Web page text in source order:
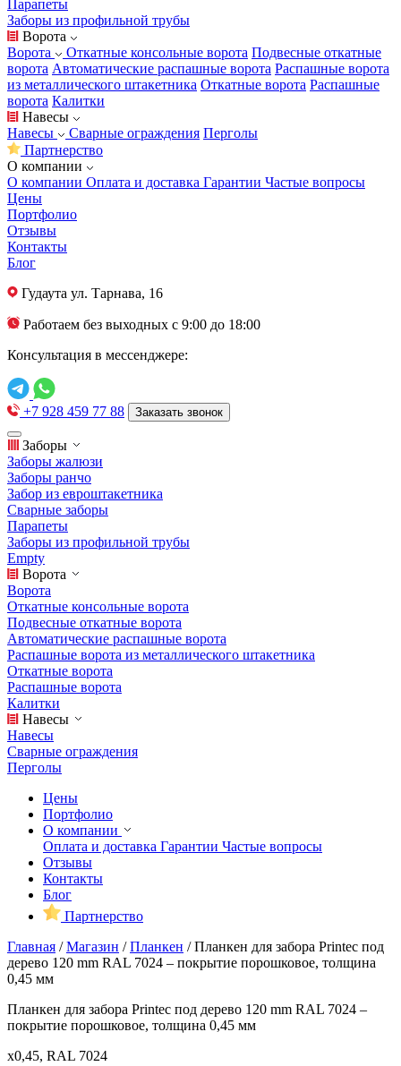
Парапеты
Заборы из профильной трубы
Ворота
Ворота
Откатные консольные ворота Подвесные откатные
ворота Автоматические распашные ворота Распашные ворота
из металлического штакетника Откатные ворота Распашные
ворота Калитки
Навесы
Навесы
Сварные ограждения Перголы
Партнерство
О компании
О компании Оплата и доставка Гарантии Частые вопросы
Цены
Портфолио
Отзывы
Контакты
Блог
Гудаута ул. Тарнава, 16
Работаем без выходных с 9:00 до 18:00
Консультация в мессенджере:
+7 928 459 77 88 Заказать звонок
Заборы
Заборы жалюзи
Заборы ранчо
Забор из евроштакетника
Сварные заборы
Парапеты
Заборы из профильной трубы
Empty
Ворота
Ворота
Откатные консольные ворота
Подвесные откатные ворота
Автоматические распашные ворота
Распашные ворота из металлического штакетника
Откатные ворота
Распашные ворота
Калитки
Навесы
Навесы
Сварные ограждения
Перголы
Цены
Портфолио
О компании
Оплата и доставка Гарантии Частые вопросы
Отзывы
Контакты
Блог
Партнерство
Главная /Магазин /Планкен /Планкен для забора Printec под
дерево 120 mm RAL 7024 – покрытие порошковое, толщина
0,45 мм
Планкен для забора Printec под дерево 120 mm RAL 7024 –
покрытие порошковое, толщина 0,45 мм
x0,45, RAL 7024